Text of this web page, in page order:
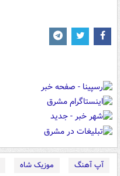
آپ آهنگ موزیک شاه